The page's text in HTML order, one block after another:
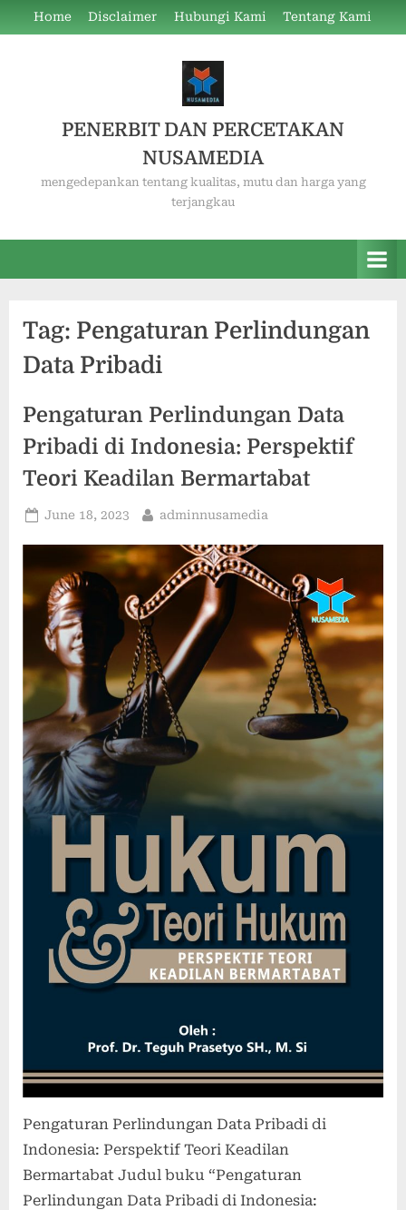
to
Home Disclaimer Hubungi Kami Tentang Kami
PENERBIT DAN PERCETAKAN
NUSAMEDIA
mengedepankan tentang kualitas, mutu dan harga yang
terjangkau
Tag: Pengaturan Perlindungan
Data Pribadi
Pengaturan Perlindungan Data
Pribadi di Indonesia: Perspektif
Teori Keadilan Bermartabat
Posted
June 18, 2023 By
adminnusamedia
Pengaturan Perlindungan Data Pribadi di
Indonesia: Perspektif Teori Keadilan
Bermartabat Judul buku “Pengaturan
Perlindungan Data Pribadi di Indonesia: